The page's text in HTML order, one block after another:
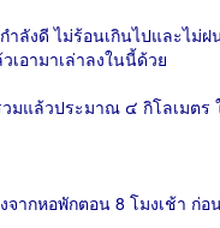
ลังดี ไม่ร้อนเกินไปและไม่ฝ
เอามาเล่าลงในนี้ด้วย
มแล้วประมาณ ๔ กิโลเมตร
จากหอพักตอน 8 โมงเช้า ก่